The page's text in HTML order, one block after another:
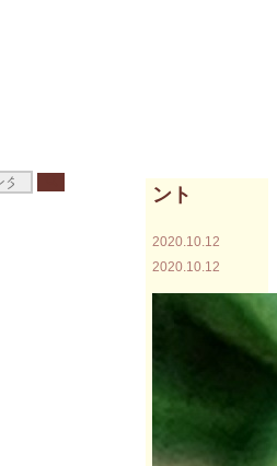
ント
2020.10.12
2020.10.12